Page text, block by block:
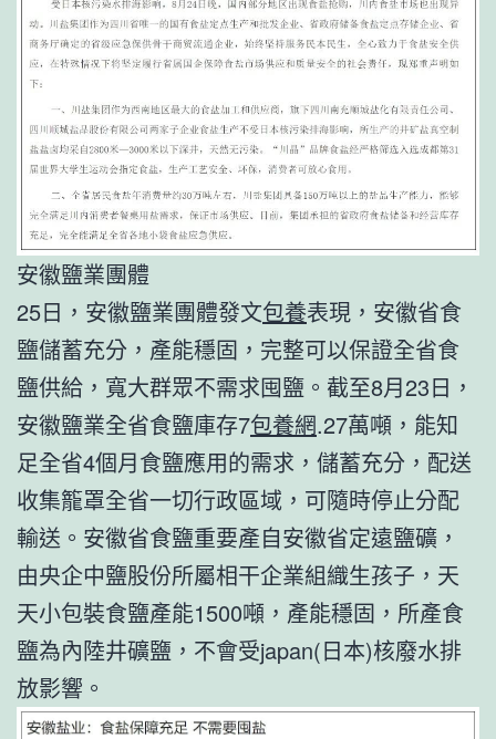
安徽鹽業團體
25日，安徽鹽業團體發文包養表現，安徽省食
鹽儲蓄充分，產能穩固，完整可以保證全省食
鹽供給，寬大群眾不需求囤鹽。截至8月23日，
安徽鹽業全省食鹽庫存7包養網.27萬噸，能知
足全省4個月食鹽應用的需求，儲蓄充分，配送
收集籠罩全省一切行政區域，可隨時停止分配
輸送。安徽省食鹽重要產自安徽省定遠鹽礦，
由央企中鹽股份所屬相干企業組織生孩子，天
天小包裝食鹽產能1500噸，產能穩固，所產食
鹽為內陸井礦鹽，不會受japan(日本)核廢水排
放影響。